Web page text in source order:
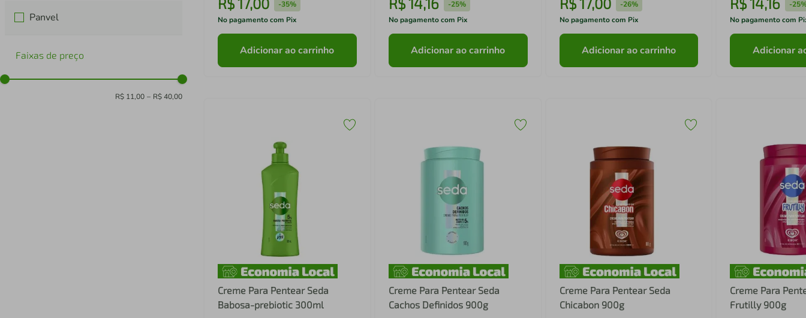
Panvel
Faixas de preço
R$ 11,00 – R$ 40,00
-35%
No pagamento com Pix
Adicionar ao carrinho
-25%
No pagamento com Pix
Adicionar ao carrinho
-26%
No pagamento com Pix
Adicionar ao carrinho
-
No pagamento com
Adicionar
Creme Para Pentear Seda
Babosa-prebiotic 300ml
Creme Para Pentear Seda
Cachos Definidos 900g
Creme Para Pentear Seda
Chicabon 900g
Creme Para
Frutilly 900g